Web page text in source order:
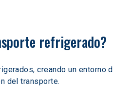
refrigerado?
creando un entorno
del transporte.